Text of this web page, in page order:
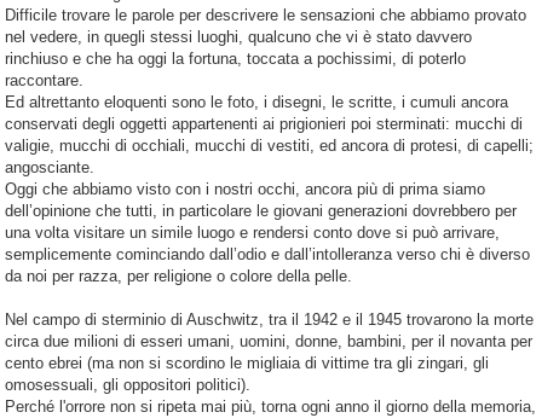
Difficile trovare le parole per descrivere le sensazioni che abbiamo provato
nel vedere, in quegli stessi luoghi, qualcuno che vi è stato davvero
rinchiuso e che ha oggi la fortuna, toccata a pochissimi, di poterlo
raccontare.
Ed altrettanto eloquenti sono le foto, i disegni, le scritte, i cumuli ancora
conservati degli oggetti appartenenti ai prigionieri poi sterminati: mucchi di
valigie, mucchi di occhiali, mucchi di vestiti, ed ancora di protesi, di capelli;
angosciante.
Oggi che abbiamo visto con i nostri occhi, ancora più di prima siamo
dell’opinione che tutti, in particolare le giovani generazioni dovrebbero per
una volta visitare un simile luogo e rendersi conto dove si può arrivare,
semplicemente cominciando dall’odio e dall’intolleranza verso chi è diverso
da noi per razza, per religione o colore della pelle.
Nel campo di sterminio di Auschwitz, tra il 1942 e il 1945 trovarono la morte
circa due milioni di esseri umani, uomini, donne, bambini, per il novanta per
cento ebrei (ma non si scordino le migliaia di vittime tra gli zingari, gli
omosessuali, gli oppositori politici).
Perché l'orrore non si ripeta mai più, torna ogni anno il giorno della memoria,